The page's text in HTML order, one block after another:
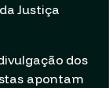
Justiça
dos
apontam